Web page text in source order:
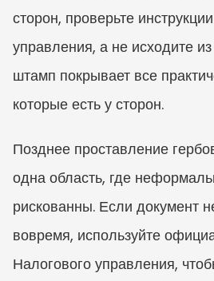
сторон, проверьте
управления, а не исходите
штамп покрывает все
которые есть у сторон.
Позднее проставление
одна область, где
рискованны. Если документ
вовремя, используйте
Налогового управления,